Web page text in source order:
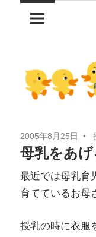
ツ
へ
ッ
プ
2005年8月25日
母乳をあ
最近では母乳育
育てているお母
授乳の時に衣服